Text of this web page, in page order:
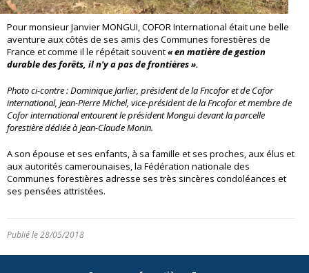
Pour monsieur Janvier MONGUI, COFOR International était une belle
aventure aux côtés de ses amis des Communes forestières de
France et comme il le répétait souvent« en matière de gestion
durable des forêts, il n'y a pas de frontières ».
Photo ci-contre : Dominique Jarlier, président de la Fncofor et de Cofor
international, Jean-Pierre Michel, vice-président de la Fncofor et membre de
Cofor international entourent le président Mongui devant la parcelle
forestière dédiée à Jean-Claude Monin.
A son épouse et ses enfants, à sa famille et ses proches, aux élus et
aux autorités camerounaises, la Fédération nationale des
Communes forestières adresse ses très sincères condoléances et
ses pensées attristées.
Publié le 28/05/2018